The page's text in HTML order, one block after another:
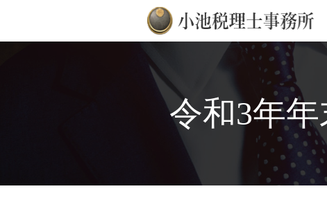
令和3年